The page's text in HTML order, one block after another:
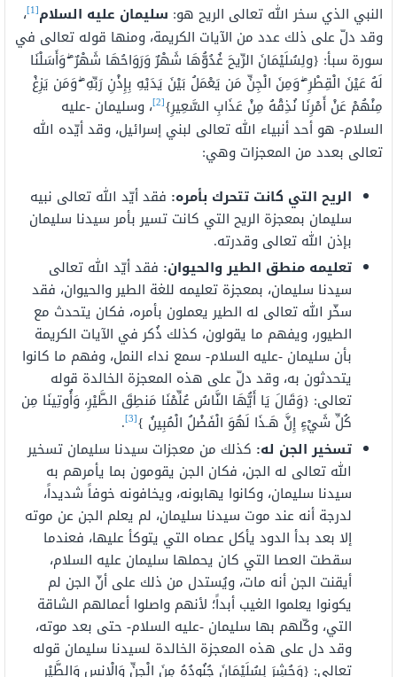
النبي الذي سخر الله تعالى الريح هو: سليمان عليه السلام[1] ،
وقد دلّ على ذلك عدد من الآيات الكريمة، ومنها قوله تعالى في
سورة سبأ: {ولِسُلَيْمَانَ الرِّيحَ غُدُوُّهَا شَهْرٌ وَرَوَاحُهَا شَهْرٌ ۖ وَأَسَلْنَا
لَهُ عَيْنَ الْقِطْرِ ۖ وَمِنَ الْجِنِّ مَن يَعْمَلُ بَيْنَ يَدَيْهِ بِإِذْنِ رَبِّهِ ۖ وَمَن يَزِغْ
مِنْهُمْ عَنْ أَمْرِنَا نُذِقْهُ مِنْ عَذَابِ السَّعِيرِ}[2] ، وسليمان -عليه
السلام- هو أحد أنبياء الله تعالى لبني إسرائيل، وقد أيّده الله
تعالى بعدد من المعجزات وهي:
الريح التي كانت تتحرك بأمره: فقد أيّد الله تعالى نبيه
سليمان بمعجزة الريح التي كانت تسير بأمر سيدنا سليمان
بإذن الله تعالى وقدرته.
تعليمه منطق الطير والحيوان: فقد أيّد الله تعالى
سيدنا سليمان، بمعجزة تعليمه للغة الطير والحيوان، فقد
سخّر الله تعالى له الطير يعملون بأمره، فكان يتحدث مع
الطيور، ويفهم ما يقولون، كذلك ذُكر في الآيات الكريمة
بأن سليمان -عليه السلام- سمع نداء النمل، وفهم ما كانوا
يتحدثون به، وقد دلّ على هذه المعجزة الخالدة قوله
تعالى: {وَقَالَ يَا أَيُّهَا النَّاسُ عُلِّمْنَا مَنطِقَ الطَّيْرِ، وَأُوتِينَا مِن
كُلِّ شَيْءٍ إِنَّ هَـذَا لَهُوَ الْفَضْلُ الْمُبِينُ }[3]
.
تسخير الجن له: كذلك من معجزات سيدنا سليمان تسخير
الله تعالى له الجن، فكان الجن يقومون بما يأمرهم به
سيدنا سليمان، وكانوا يهابونه، ويخافونه خوفاً شديداً،
لدرجة أنه عند موت سيدنا سليمان، لم يعلم الجن عن موته
إلا بعد بدأ الدود يأكل عصاه التي يتوكأ عليها، فعندما
سقطت العصا التي كان يحملها سليمان عليه السلام،
أيقنت الجن أنه مات، ويُستدل من ذلك على أنّ الجن لم
يكونوا يعلموا الغيب أبداً؛ لأنهم واصلوا أعمالهم الشاقة
التي، وكّلهم بها سليمان -عليه السلام- حتى بعد موته،
وقد دل على هذه المعجزة الخالدة لسيدنا سليمان قوله
تعالى: {وَحُشِرَ لِسُلَيْمَانَ جُنُودُهُ مِنَ الْجِنِّ وَالْإِنسِ وَالطَّيْرِ